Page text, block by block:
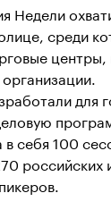
Недели
среди
центры,
для
себя 100
российских